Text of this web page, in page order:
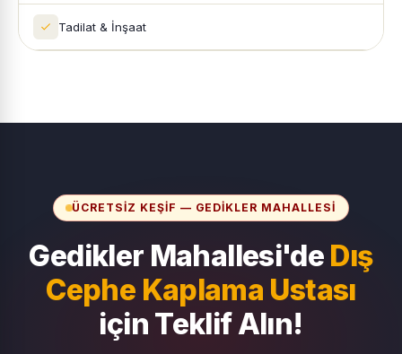
Tadilat & İnşaat
ÜCRETSIZ KEŞIF — GEDIKLER MAHALLESI
Gedikler Mahallesi'de Dış
Cephe Kaplama Ustası
için Teklif Alın!